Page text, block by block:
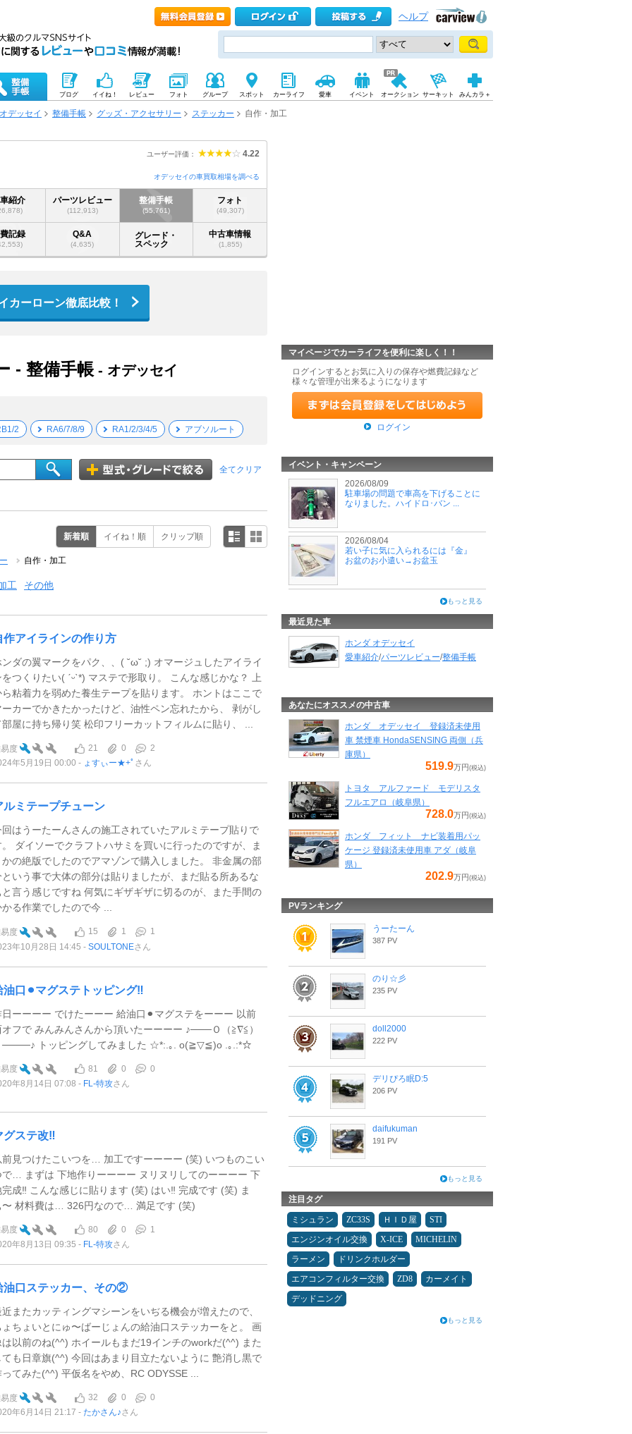
ヘルプ
ブログ イイね！ レビュー フォト グループ スポット カーライフ 愛車 イベント オークション サーキット みんカラ＋
オデッセイ 整備手帳 グッズ・アクセサリー ステッカー 自作・加工
ユーザー評価： 4.22
オデッセイの車買取相場を調べる
紹介 パーツレビュー
(112,913)
整備手帳
(55,761)
フォト
(49,307)
記録 Q&A
(4,635)
グレード・
スペック
中古車情報
(1,855)
カーローン徹底比較！
- 整備手帳 - オデッセイ
2 RA6/7/8/9 RA1/2/3/4/5 アブソルート
全てクリア
新着順 イイね！順 クリップ順
自作・加工
工 その他
作アイラインの作り方
ンダの翼マークをパク、、( ˘ω˘ ;) オマージュしたアイライ
をつくりたい( ˊᵕˋ*) マステで形取り。 こんな感じかな？ 上
ら粘着力を弱めた養生テープを貼ります。 ホントはここで
ーカーでかきたかったけど、油性ペン忘れたから、 剥がし
部屋に持ち帰り笑 松印フリーカットフィルムに貼り、 ...
度 21 0
2
年5月19日 00:00
ょすぃー★+ﾟ さん
ルミテープチューン
回はうーたーんさんの施工されていたアルミテープ貼りで
。 ダイソーでクラフトハサミを買いに行ったのですが、ま
かの絶版でしたのでアマゾンで購入しました。 非金属の部
という事で大体の部分は貼りましたが、まだ貼る所あるな
と言う感じですね 何気にギザギザに切るのが、また手間の
かる作業でしたので今 ...
度 15 1
1
年10月28日 14:45
SOULTONEさん
油口⚫︎マグステトッピング‼️
日ーーーー でけたーーー 給油口⚫︎マグステをーーー 以前
オフで みんみんさんから頂いたーーーー ♪───Ｏ（≧∇≦）
────♪ トッピングしてみました ☆*:.｡. o(≧▽≦)o .｡.:*☆
度 81 0
0
年8月14日 07:08
FL-特攻さん
グステ改‼️
前見つけたこいつを… 加工ですーーーー (笑) いつものこい
で… まずは 下地作りーーーー ヌリヌリしてのーーーー 下
完成‼️ こんな感じに貼ります (笑) はい‼️ 完成です (笑) ま
〜 材料費は… 326円なので… 満足です (笑)
度 80 0
1
年8月13日 09:35
FL-特攻さん
油口ステッカー、その②
近またカッティングマシーンをいぢる機会が増えたので、
ょちょいとにゅ〜ばーじょんの給油口ステッカーをと。 画
は以前のね(^^) ホイールもまだ19インチのworkだ(^^) また
ても日章旗(^^) 今回はあまり目立たないように 艶消し黒で
ってみた(^^) 平仮名をやめ、RC ODYSSE ...
度 32 0
0
年6月14日 21:17
たかさん♪さん
マイページでカーライフを便利に楽しく！！
ログインするとお気に入りの保存や燃費記録など
様々な管理が出来るようになります
ログイン
イベント・キャンペーン
2026/08/09
駐車場の問題で車高を下げることに
なりました。ハイドロ･バン ...
2026/08/04
若い子に気に入られるには『金』
お盆のお小遣い→お盆玉
もっと見る
最近見た車
ホンダ オデッセイ
愛車紹介/パーツレビュー/整備手帳
あなたにオススメの中古車
ホンダ オデッセイ 登録済未使用
車 禁煙車 HondaSENSING 両側（兵
庫県）
519.9万円 (税込)
トヨタ アルファード モデリスタ
フルエアロ（岐阜県）
728.0万円 (税込)
ホンダ フィット ナビ装着用パッ
ケージ 登録済未使用車 アダ（岐阜
県）
202.9万円 (税込)
PVランキング
うーたーん
387 PV
のり☆彡
235 PV
doll2000
222 PV
デリぴろ眠D:5
206 PV
daifukuman
191 PV
もっと見る
注目タグ
ミシュラン ZC33S ＨＩＤ屋
STI
エンジンオイル交換
X-ICE
MICHELIN
ラーメン
ドリンクホルダー
エアコンフィルター交換
ZD8
カーメイト
デッドニング
もっと見る